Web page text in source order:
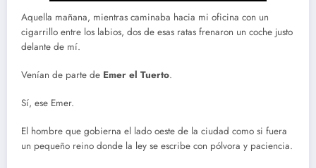
Aquella mañana, mientras caminaba hacia mi oficina con un
cigarrillo entre los labios, dos de esas ratas frenaron un coche justo
delante de mí.
Venían de parte de Emer el Tuerto.
Sí, ese Emer.
El hombre que gobierna el lado oeste de la ciudad como si fuera
un pequeño reino donde la ley se escribe con pólvora y paciencia.